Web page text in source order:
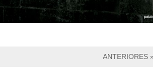
ANTERIORES